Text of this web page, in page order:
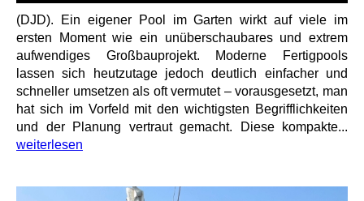
(DJD). Ein eigener Pool im Garten wirkt auf viele im
ersten Moment wie ein unüberschaubares und extrem
aufwendiges Großbauprojekt. Moderne Fertigpools
lassen sich heutzutage jedoch deutlich einfacher und
schneller umsetzen als oft vermutet – vorausgesetzt, man
hat sich im Vorfeld mit den wichtigsten Begrifflichkeiten
und der Planung vertraut gemacht. Diese kompakte...
weiterlesen